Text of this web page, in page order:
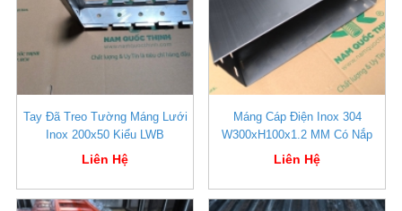
Tay Đã Treo Tường Máng Lưới
Inox 200x50 Kiểu LWB
Liên Hệ
Máng Cáp Điện Inox 304
W300xH100x1.2 MM Có Nắp
Liên Hệ